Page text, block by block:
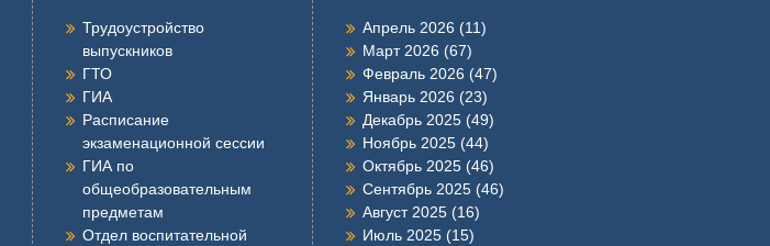
Трудоустройство
выпускников
ГТО
ГИА
Расписание
экзаменационной сессии
ГИА по
общеобразовательным
предметам
Отдел воспитательной
Апрель 2026 (11)
Март 2026 (67)
Февраль 2026 (47)
Январь 2026 (23)
Декабрь 2025 (49)
Ноябрь 2025 (44)
Октябрь 2025 (46)
Сентябрь 2025 (46)
Август 2025 (16)
Июль 2025 (15)